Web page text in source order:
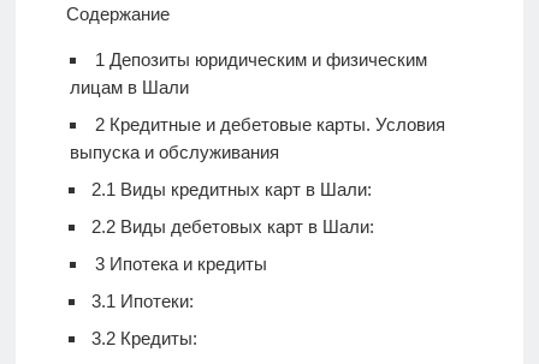
Содержание
1 Депозиты юридическим и физическим
лицам в Шали
2Кредитные и дебетовые карты. Условия
выпуска и обслуживания
2.1 Виды кредитных карт в Шали:
2.2Виды дебетовых карт в Шали:
3Ипотека и кредиты
3.1 Ипотеки:
3.2Кредиты: